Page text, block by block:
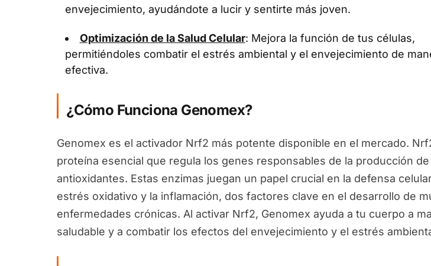
envejecimiento, ayudándote a lucir y sentirte más joven.
Optimización de la Salud Celular: Mejora la función de tus células,
permitiéndoles combatir el estrés ambiental y el envejecimiento de
efectiva.
¿Cómo Funciona Genomex?
Genomex es el activador Nrf2 más potente disponible en el mercado.
proteína esencial que regula los genes responsables de la producción
antioxidantes. Estas enzimas juegan un papel crucial en la defensa
estrés oxidativo y la inflamación, dos factores clave en el desarrollo de
enfermedades crónicas. Al activar Nrf2, Genomex ayuda a tu cuerpo a
saludable y a combatir los efectos del envejecimiento y el estrés